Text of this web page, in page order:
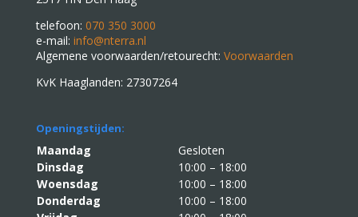
telefoon: 070 350 3000
e-mail: info@nterra.nl
Algemene voorwaarden/retourecht: Voorwaarden
KvK Haaglanden: 27307264
Openingstijden:
Maandag
Gesloten
Dinsdag
10:00 – 18:00
Woensdag
10:00 – 18:00
Donderdag
10:00 – 18:00